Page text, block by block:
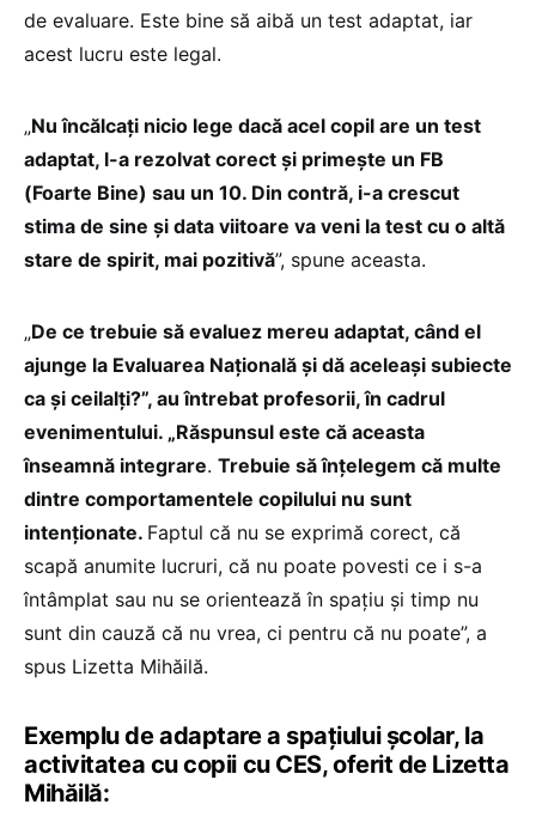
de evaluare. Este bine să aibă un test adaptat, iar
acest lucru este legal.
„Nu încălcați nicio lege dacă acel copil are un test
adaptat, l-a rezolvat corect și primește un FB
(Foarte Bine) sau un 10. Din contră, i-a crescut
stima de sine și data viitoare va veni la test cu o altă
stare de spirit, mai pozitivă”, spune aceasta.
„De ce trebuie să evaluez mereu adaptat, când el
ajunge la Evaluarea Națională și dă aceleași subiecte
ca și ceilalți?”, au întrebat profesorii, în cadrul
evenimentului. „Răspunsul este că aceasta
înseamnă integrare. Trebuie să înțelegem că multe
dintre comportamentele copilului nu sunt
intenționate. Faptul că nu se exprimă corect, că
scapă anumite lucruri, că nu poate povesti ce i s-a
întâmplat sau nu se orientează în spațiu și timp nu
sunt din cauză că nu vrea, ci pentru că nu poate”, a
spus Lizetta Mihăilă.
Exemplu de adaptare a spațiului școlar, la
activitatea cu copii cu CES, oferit de Lizetta
Mihăilă: